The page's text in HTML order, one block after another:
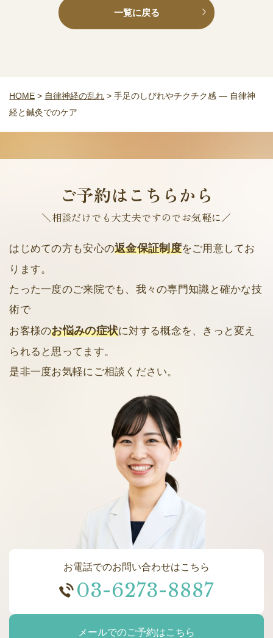
一覧に戻る
HOME > 自律神経の乱れ >手足のしびれやチクチク感 ― 自律神
経と鍼灸でのケア
ご予約はこちらから
＼相談だけでも大丈夫ですのでお気軽に／
はじめての方も安心の返金保証制度をご用意してお
ります。
たった一度のご来院でも、我々の専門知識と確かな技
術で
お客様のお悩みの症状に対する概念を、きっと変え
られると思ってます。
是非一度お気軽にご相談ください。
お電話でのお問い合わせはこちら
03-6273-8887
メールでのご予約はこちら